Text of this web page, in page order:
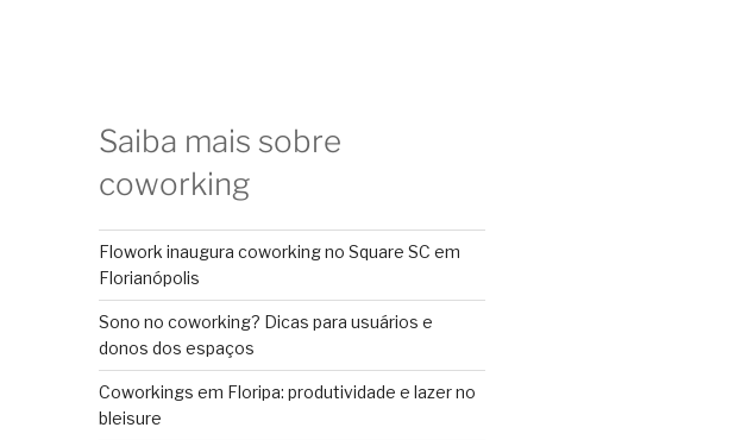
Saiba mais sobre
coworking
Flowork inaugura coworking no Square SC em
Florianópolis
Sono no coworking? Dicas para usuários e
donos dos espaços
Coworkings em Floripa: produtividade e lazer no
bleisure